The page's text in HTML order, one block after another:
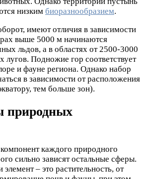
низким биоразнообразием.
имеют отличия в зависимости
выше 5000 м начинаются
льдов, а в областях от 2500-3000
лугов. Подножие гор соответствует
и фауне региона. Однако набор
в зависимости от расположения
тем больше зон).
природных
каждого природного
сильно зависят остальные сферы.
– это растительность, от